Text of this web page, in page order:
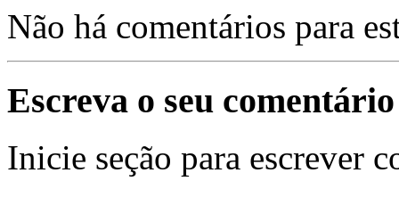
Não há comentários para
Escreva o seu comentário
Inicie seção para escrever